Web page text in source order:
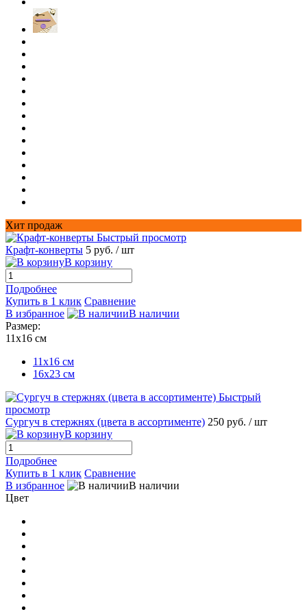
Хит продаж
Быстрый просмотр
Крафт-конверты 5 руб. / шт
В корзину
Подробнее
Купить в 1 клик Сравнение
В избранное
В наличии
Размер:
11х16 см
11х16 см
16x23 см
Быстрый
просмотр
Сургуч в стержнях (цвета в ассортименте) 250 руб. / шт
В корзину
Подробнее
Купить в 1 клик Сравнение
В избранное
В наличии
Цвет